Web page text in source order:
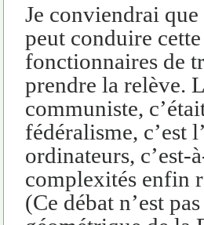
Je conviendrai
peut conduire
fonctionnaires de
prendre la relève.
communiste,
fédéralisme, c’est
ordinateurs, c’est-
complexités enfin
(Ce débat n’est